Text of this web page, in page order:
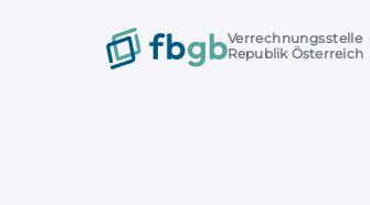
Verrechnungsstelle
Republik Österreich